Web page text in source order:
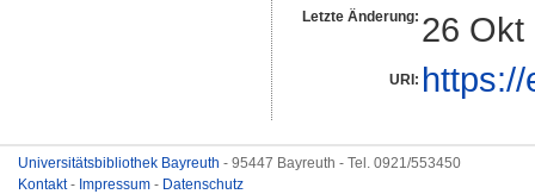
Letzte Änderung: 26 Okt
URI:
Universitätsbibliothek Bayreuth - 95447 Bayreuth - Tel. 0921/553450
Kontakt- Impressum - Datenschutz